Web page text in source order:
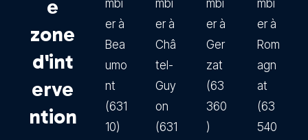
e
zone
d'int
erve
ntion
mbi
er à
Bea
umo
nt
(631
10)
mbi
er à
Châ
tel-
Guy
on
(631
mbi
er à
Ger
zat
(63
360
)
mbi
er à
Rom
agn
at
(63
540